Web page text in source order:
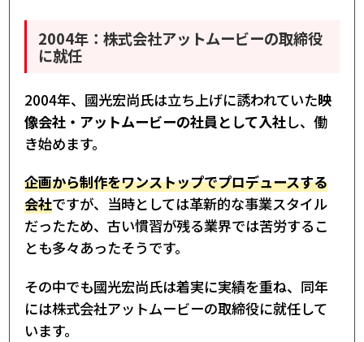
2004年：株式会社アットムービーの取締役
に就任
2004年、國光宏尚氏は立ち上げに誘われていた映
像会社・アットムービーの社員として入社し、働
き始めます。
企画から制作をワンストップでプロデュースする
会社ですが、当時としては革新的な事業スタイル
だったため、古い慣習が残る業界では苦労するこ
とも多々あったそうです。
その中でも國光宏尚氏は着実に実績を重ね、同年
には株式会社アットムービーの取締役に就任して
います。